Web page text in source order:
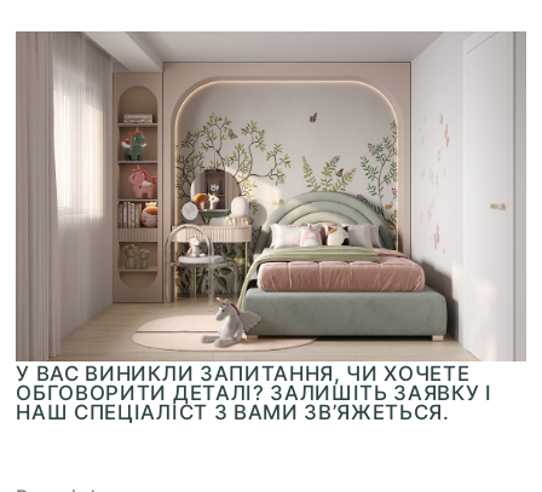
У ВАС ВИНИКЛИ ЗАПИТАННЯ, ЧИ ХОЧЕТЕ
ОБГОВОРИТИ ДЕТАЛІ? ЗАЛИШІТЬ ЗАЯВКУ І
НАШ СПЕЦІАЛІСТ З ВАМИ ЗВ’ЯЖЕТЬСЯ.